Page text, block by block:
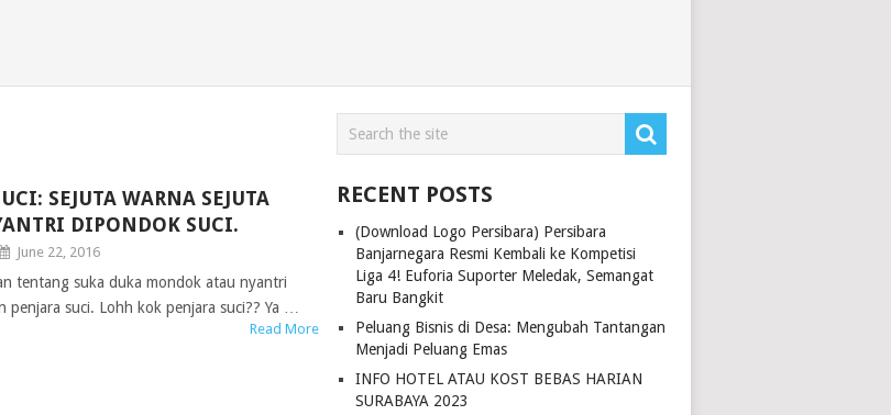
SEJUTA WARNA SEJUTA
DIPONDOK SUCI.
June 22, 2016
tentang suka duka mondok atau nyantri
suci. Lohh kok penjara suci?? Ya …
Read More
RECENT POSTS
(Download Logo Persibara) Persibara
Banjarnegara Resmi Kembali ke Kompetisi
Liga 4! Euforia Suporter Meledak, Semangat
Baru Bangkit
Peluang Bisnis di Desa: Mengubah Tantangan
Menjadi Peluang Emas
INFO HOTEL ATAU KOST BEBAS HARIAN
SURABAYA 2023